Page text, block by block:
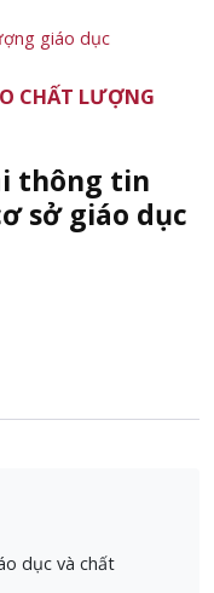
giáo dục
CHẤT LƯỢNG
thông tin
sở giáo dục
dục và chất